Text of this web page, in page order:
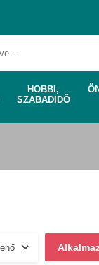
HOBBI,
SZABADIDŐ